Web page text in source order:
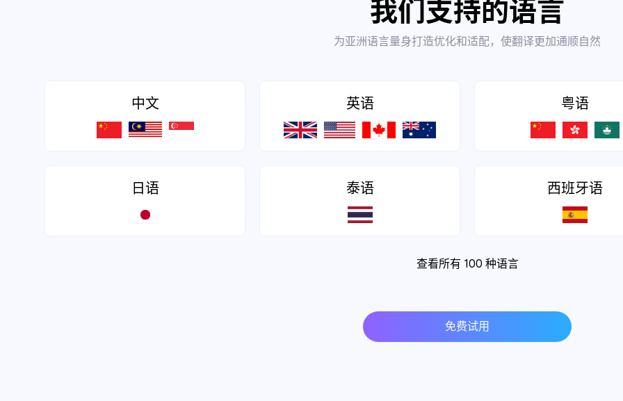
我们支持的语言
为亚洲语言量身打造优化和适配，使翻译更加通顺自然
中文 英语 粤语
日语 泰语 西班牙语
查看所有 100 种语言
免费试用